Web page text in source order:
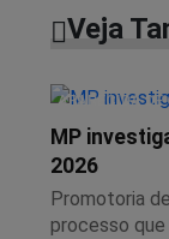
Veja
APARECIDA
MP
2026
Promotoria
processo que